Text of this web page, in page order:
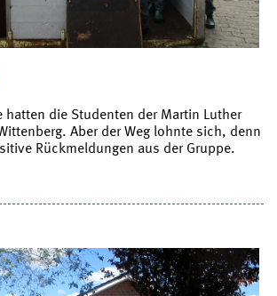
hatten die Studenten der Martin Luther
Aber der Weg lohnte sich, denn
Rückmeldungen aus der Gruppe.